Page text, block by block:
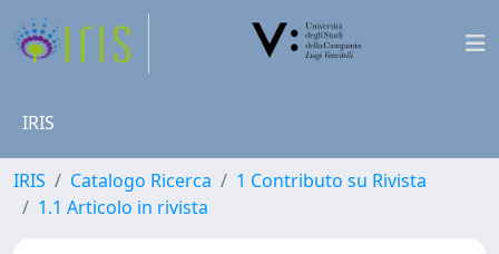
IRIS
IRIS Catalogo Ricerca
1 Contributo su Rivista
1.1 Articolo in rivista